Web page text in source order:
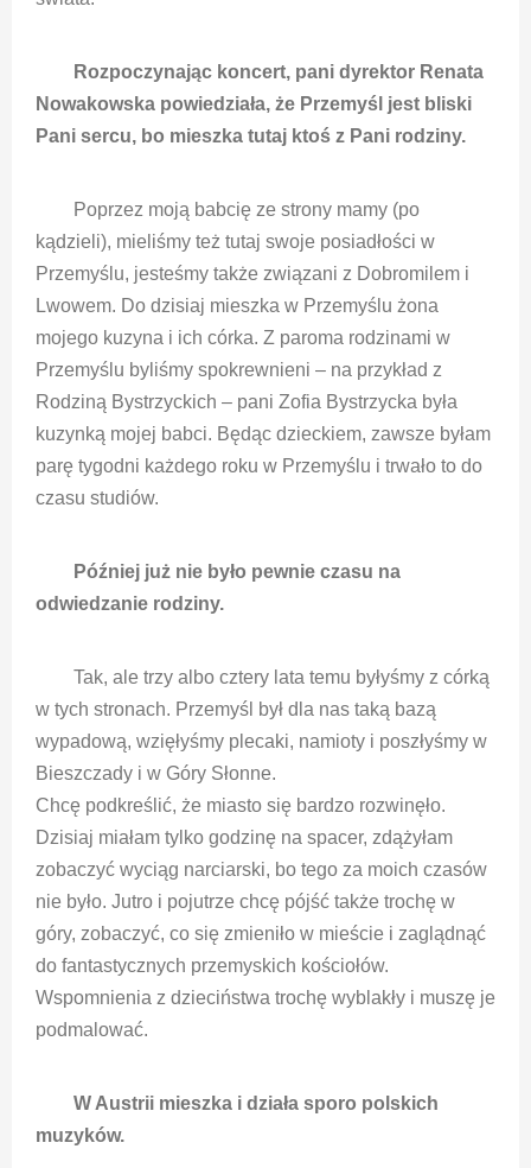
Rozpoczynając koncert, pani dyrektor Renata
Nowakowska powiedziała, że Przemyśl jest bliski
Pani sercu, bo mieszka tutaj ktoś z Pani rodziny.
Poprzez moją babcię ze strony mamy (po
kądzieli), mieliśmy też tutaj swoje posiadłości w
Przemyślu, jesteśmy także związani z Dobromilem i
Lwowem. Do dzisiaj mieszka w Przemyślu żona
mojego kuzyna i ich córka. Z paroma rodzinami w
Przemyślu byliśmy spokrewnieni – na przykład z
Rodziną Bystrzyckich – pani Zofia Bystrzycka była
kuzynką mojej babci. Będąc dzieckiem, zawsze byłam
parę tygodni każdego roku w Przemyślu i trwało to do
czasu studiów.
Później już nie było pewnie czasu na
odwiedzanie rodziny.
Tak, ale trzy albo cztery lata temu byłyśmy z córką
w tych stronach. Przemyśl był dla nas taką bazą
wypadową, wzięłyśmy plecaki, namioty i poszłyśmy w
Bieszczady i w Góry Słonne.
Chcę podkreślić, że miasto się bardzo rozwinęło.
Dzisiaj miałam tylko godzinę na spacer, zdążyłam
zobaczyć wyciąg narciarski, bo tego za moich czasów
nie było. Jutro i pojutrze chcę pójść także trochę w
góry, zobaczyć, co się zmieniło w mieście i zaglądnąć
do fantastycznych przemyskich kościołów.
Wspomnienia z dzieciństwa trochę wyblakły i muszę je
podmalować.
W Austrii mieszka i działa sporo polskich
muzyków.